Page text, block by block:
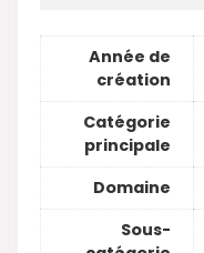
Année de
création
Catégorie
principale
Domaine
Sous-